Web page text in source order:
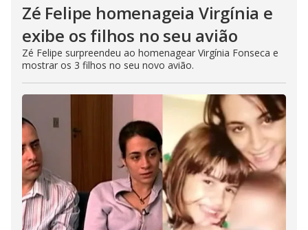
Zé Felipe homenageia Virgínia e
exibe os filhos no seu avião
Zé Felipe surpreendeu ao homenagear Virgínia Fonseca e
mostrar os 3 filhos no seu novo avião.